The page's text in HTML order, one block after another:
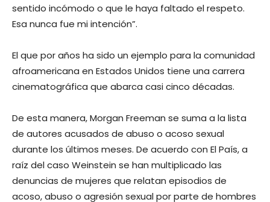
sentido incómodo o que le haya faltado el respeto.
Esa nunca fue mi intención”.
El que por años ha sido un ejemplo para la comunidad
afroamericana en Estados Unidos tiene una carrera
cinematográfica que abarca casi cinco décadas.
De esta manera, Morgan Freeman se suma a la lista
de autores acusados de abuso o acoso sexual
durante los últimos meses. De acuerdo con El País, a
raíz del caso Weinstein se han multiplicado las
denuncias de mujeres que relatan episodios de
acoso, abuso o agresión sexual por parte de hombres